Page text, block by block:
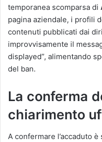
temporanea scomparsa di
pagina aziendale, i profili
contenuti pubblicati dai
improvvisamente il
displayed”, alimentando
del ban.
La conferma
chiarimento
A confermare l’accaduto